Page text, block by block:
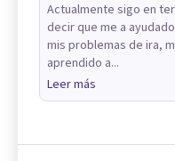
Actualmente sigo en
decir que me a
mis problemas de ira,
aprendido a...
Leer más